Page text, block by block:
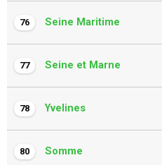
76 Seine Maritime
77 Seine et Marne
78 Yvelines
80 Somme